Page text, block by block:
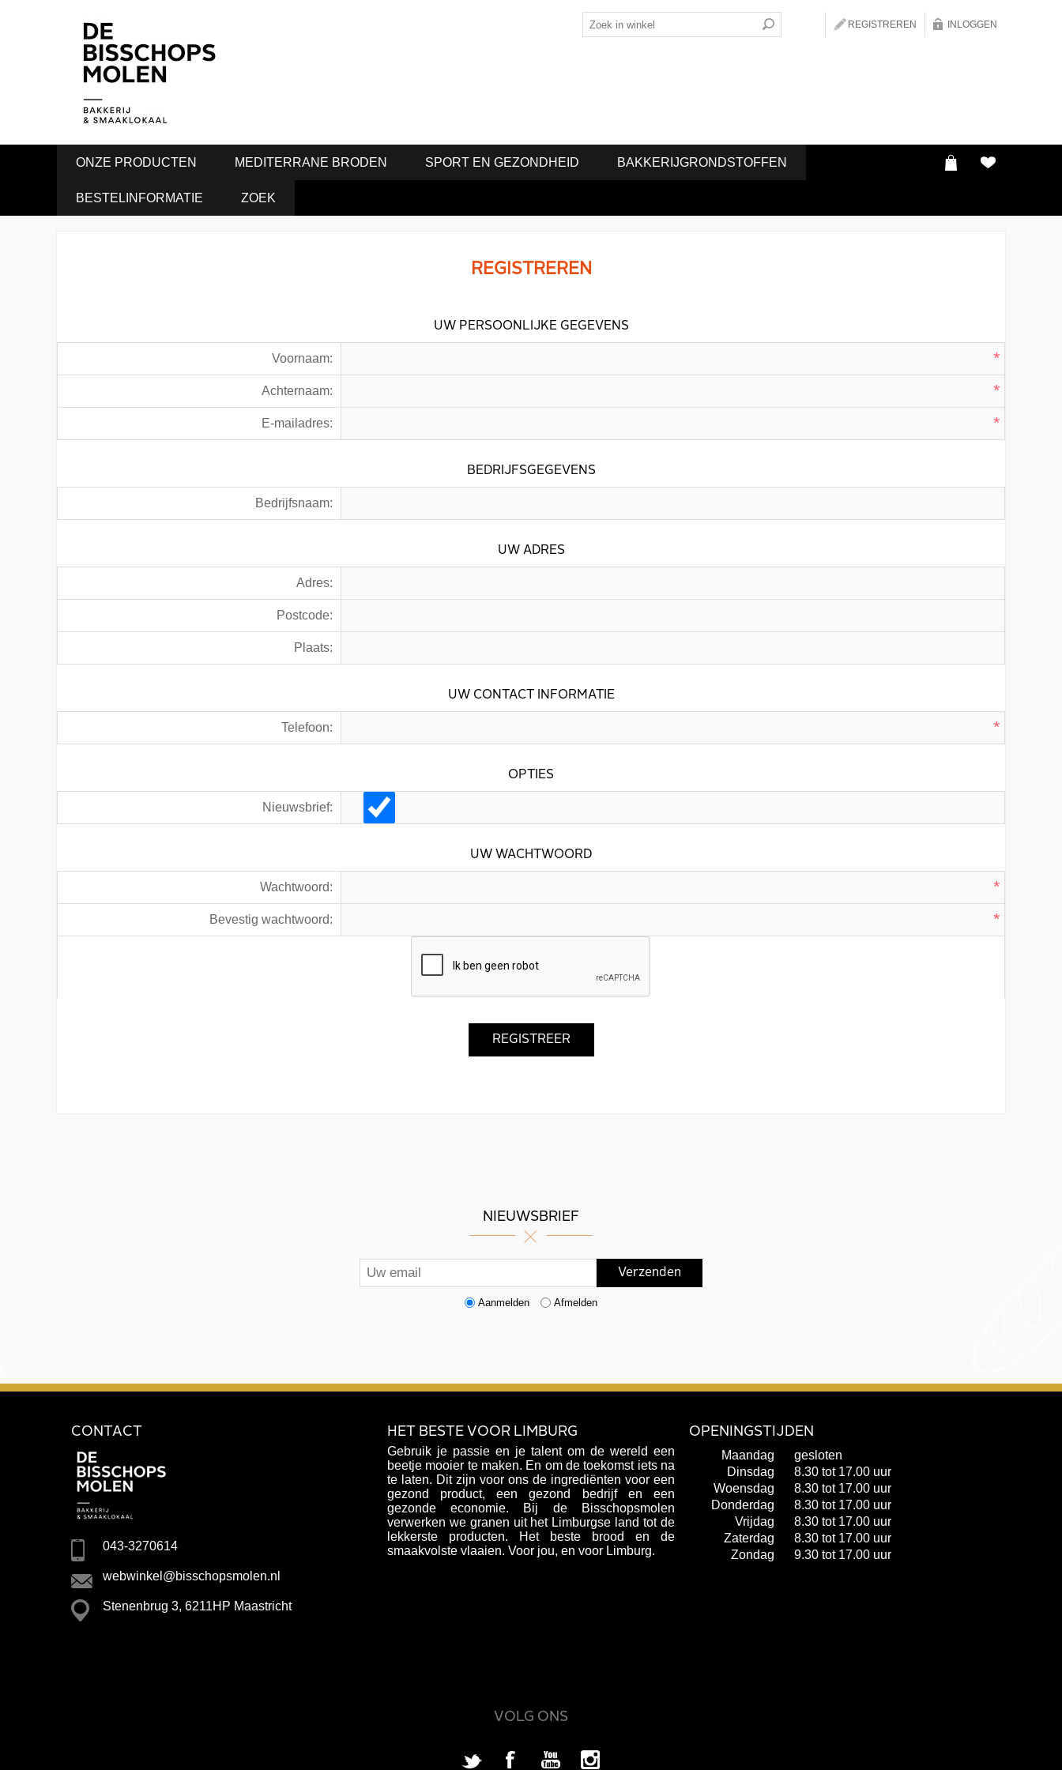
REGISTREREN INLOGGEN
ONZE PRODUCTEN MEDITERRANE BRODEN SPORT EN GEZONDHEID BAKKERIJGRONDSTOFFEN
BESTELINFORMATIE ZOEK
REGISTREREN
UW PERSOONLIJKE GEGEVENS
Voornaam: *
Achternaam: *
E-mailadres: *
BEDRIJFSGEGEVENS
Bedrijfsnaam:
UW ADRES
Adres:
Postcode:
Plaats:
UW CONTACT INFORMATIE
Telefoon: *
OPTIES
Nieuwsbrief:
UW WACHTWOORD
Wachtwoord: *
Bevestig wachtwoord: *
NIEUWSBRIEF
Aanmelden Afmelden
CONTACT
043-3270614
webwinkel@bisschopsmolen.nl
Stenenbrug 3, 6211HP Maastricht
HET BESTE VOOR LIMBURG
Gebruik je passie en je talent om de wereld een
beetje mooier te maken. En om de toekomst iets na
te laten. Dit zijn voor ons de ingrediënten voor een
gezond product, een gezond bedrijf en een
gezonde economie. Bij de Bisschopsmolen
verwerken we granen uit het Limburgse land tot de
lekkerste producten. Het beste brood en de
smaakvolste vlaaien. Voor jou, en voor Limburg.
OPENINGSTIJDEN
Maandag
gesloten
Dinsdag
8.30 tot 17.00 uur
Woensdag
8.30 tot 17.00 uur
Donderdag
8.30 tot 17.00 uur
Vrijdag
8.30 tot 17.00 uur
Zaterdag
8.30 tot 17.00 uur
Zondag
9.30 tot 17.00 uur
VOLG ONS